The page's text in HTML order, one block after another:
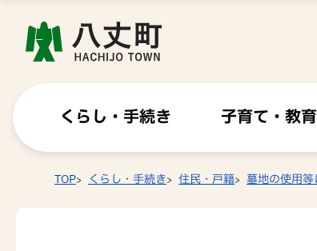
くらし・手続き 子育て・教育
TOP くらし・手続き 住民・戸籍 墓地の使用